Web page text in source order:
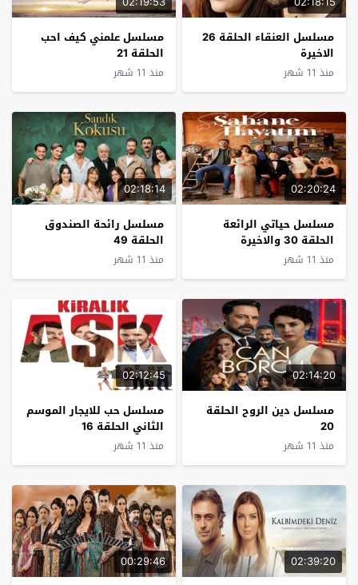
مسلسل العنقاء الحلقة 26
الاخيرة
منذ 11 شهر
مسلسل علمني كيف احب
الحلقة 21
منذ 11 شهر
02:20:24
مسلسل حياتي الرائعة
الحلقة 30 والاخيرة
منذ 11 شهر
02:18:14
مسلسل رائحة الصندوق
الحلقة 49
منذ 11 شهر
02:14:20
مسلسل دين الروح الحلقة
20
منذ 11 شهر
02:12:45
مسلسل حب للايجار الموسم
الثاني الحلقة 16
منذ 11 شهر
02:39:20
00:29:46